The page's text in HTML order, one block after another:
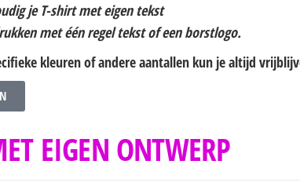
je T-shirt met eigen tekst
met één regel tekst of een borstlogo.
kleuren of andere aantallen kun je altijd
EIGEN ONTWERP